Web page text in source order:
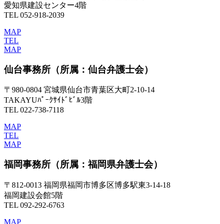
愛知県建設センター4階
TEL 052-918-2039
MAP
TEL
MAP
仙台事務所 （所属：仙台弁護士会）
〒980-0804 宮城県仙台市青葉区大町2-10-14
TAKAYUﾊﾟｰｸｻｲﾄﾞﾋﾞﾙ3階
TEL 022-738-7118
MAP
TEL
MAP
福岡事務所 （所属：福岡県弁護士会）
〒812-0013 福岡県福岡市博多区博多駅東3-14-18
福岡建設会館5階
TEL 092-292-6763
MAP